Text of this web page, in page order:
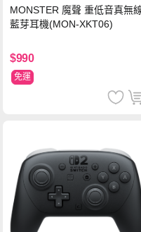
MONSTER 魔聲 重低音真無
藍芽耳機(MON-XKT06)
$990
免運